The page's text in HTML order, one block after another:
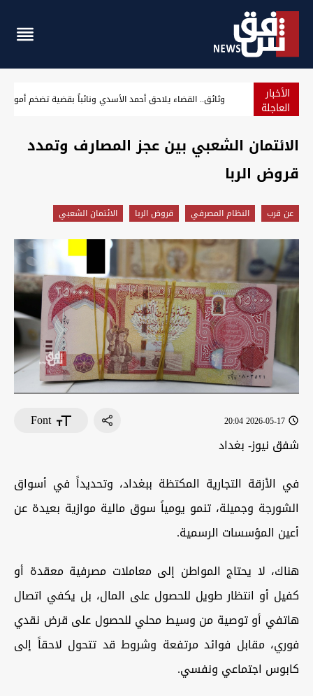
الأخبار
العاجلة وثائق.. القضاء يلاحق أحمد الأسدي ونائباً بقضية تضخم
الائتمان الشعبي بين عجز المصارف وتمدد
قروض الربا
عن قرب النظام المصرفي قروض الربا الائتمان الشعبي
2026-05-17 20:04
Font
شفق نيوز- بغداد
في الأزقة التجارية المكتظة ببغداد، وتحديداً في أسواق
الشورجة وجميلة، تنمو يومياً سوق مالية موازية بعيدة عن
أعين المؤسسات الرسمية.
هناك، لا يحتاج المواطن إلى معاملات مصرفية معقدة أو
كفيل أو انتظار طويل للحصول على المال، بل يكفي اتصال
هاتفي أو توصية من وسيط محلي للحصول على قرض نقدي
فوري، مقابل فوائد مرتفعة وشروط قد تتحول لاحقاً إلى
كابوس اجتماعي ونفسي.